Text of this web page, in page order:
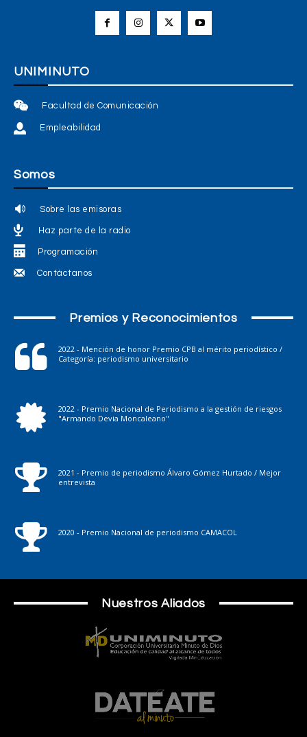
UNIMINUTO
Facultad de Comunicación
Empleabilidad
Somos
Sobre las emisoras
Haz parte de la radio
Programación
Contáctanos
Premios y Reconocimientos
2022 - Mención de honor Premio CPB al mérito periodístico /
Categoría: periodismo universitario
2022 - Premio Nacional de Periodismo a la gestión de riesgos
"Armando Devia Moncaleano"
2021 - Premio de periodismo Álvaro Gómez Hurtado / Mejor
entrevista
2020 - Premio Nacional de periodismo CAMACOL
Nuestros Aliados